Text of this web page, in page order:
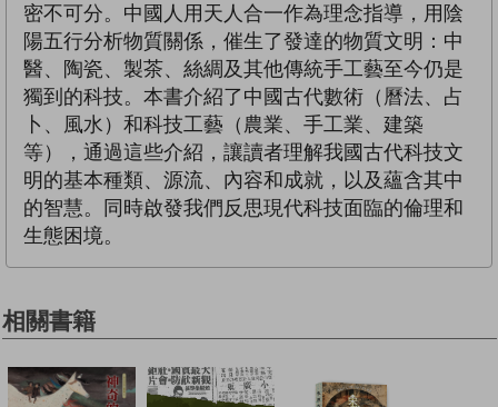
密不可分。中國人用天人合一作為理念指導，用陰
陽五行分析物質關係，催生了發達的物質文明：中
醫、陶瓷、製茶、絲綢及其他傳統手工藝至今仍是
獨到的科技。本書介紹了中國古代數術（曆法、占
卜、風水）和科技工藝（農業、手工業、建築
等），通過這些介紹，讓讀者理解我國古代科技文
明的基本種類、源流、內容和成就，以及蘊含其中
的智慧。同時啟發我們反思現代科技面臨的倫理和
生態困境。
相關書籍